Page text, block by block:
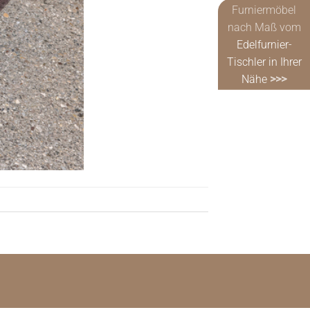
Furniermöbel
nach Maß vom
Edelfurnier-
Tischler in Ihrer
Nähe >>>